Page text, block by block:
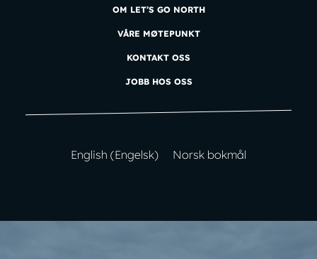
OM LET’S GO NORTH
VÅRE MØTEPUNKT
KONTAKT OSS
JOBB HOS OSS
English (Engelsk) Norsk bokmål